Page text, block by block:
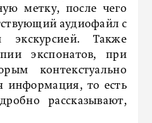
метку, после чего
аудиофайл с
экскурсией. Также
экспонатов, при
контекстуально
информация, то есть
рассказывают,